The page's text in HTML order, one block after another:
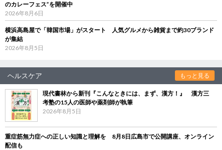
のカレーフェス”を開催中
2026年8月6日
横浜高島屋で「韓国市場」がスタート 人気グルメから雑貨まで約30ブランド
が集結
2026年8月5日
ヘルスケア もっと見る
現代書林から新刊『こんなときには、まず、漢方！』 漢方三
考塾の15人の医師や薬剤師が執筆
2026年8月5日
重症筋無力症への正しい知識と理解を 8月8日広島市で公開講座、オンライン
配信も